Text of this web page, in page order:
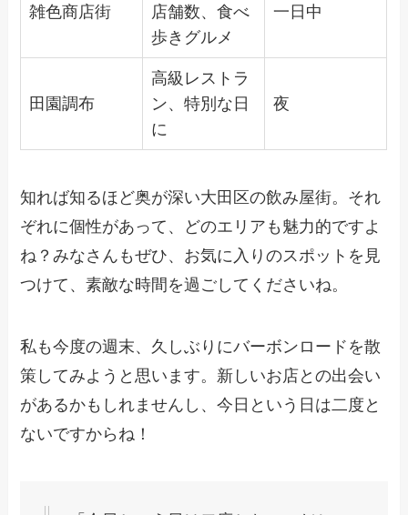
雑色商店街
店舗数、食べ
歩きグルメ
一日中
田園調布
高級レストラ
ン、特別な日
に
夜
知れば知るほど奥が深い大田区の飲み屋街。それ
ぞれに個性があって、どのエリアも魅力的ですよ
ね？みなさんもぜひ、お気に入りのスポットを見
つけて、素敵な時間を過ごしてくださいね。
私も今度の週末、久しぶりにバーボンロードを散
策してみようと思います。新しいお店との出会い
があるかもしれませんし、今日という日は二度と
ないですからね！